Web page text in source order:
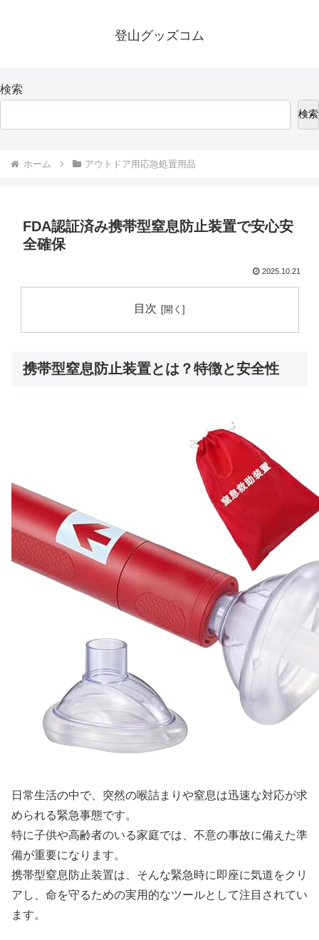
登山グッズコム
検索
検索
ホーム アウトドア用応急処置用品
FDA認証済み携帯型窒息防止装置で安心安
全確保
2025.10.21
目次
携帯型窒息防止装置とは？特徴と安全性
日常生活の中で、突然の喉詰まりや窒息は迅速な対応が求
められる緊急事態です。
特に子供や高齢者のいる家庭では、不意の事故に備えた準
備が重要になります。
携帯型窒息防止装置は、そんな緊急時に即座に気道をクリ
アし、命を守るための実用的なツールとして注目されてい
ます。